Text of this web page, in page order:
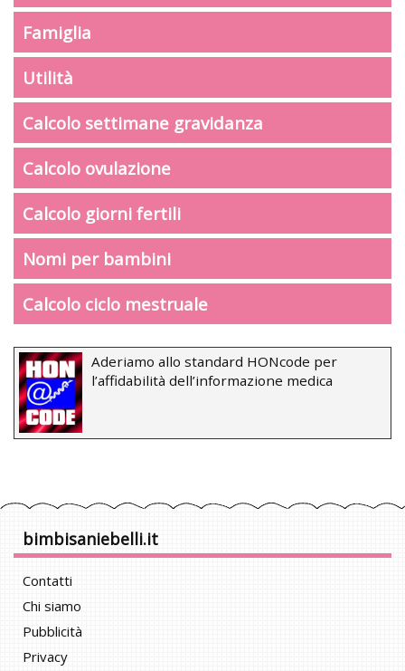
Famiglia
Utilità
Calcolo settimane gravidanza
Calcolo ovulazione
Calcolo giorni fertili
Nomi per bambini
Calcolo ciclo mestruale
Aderiamo allo standard HONcode per
l’affidabilità dell’informazione medica
bimbisaniebelli.it
Contatti
Chi siamo
Pubblicità
Privacy